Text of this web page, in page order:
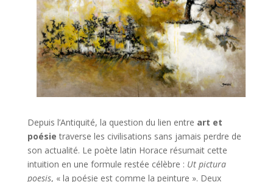
Depuis l’Antiquité, la question du lien entre art et
poésie traverse les civilisations sans jamais perdre de
son actualité. Le poète latin Horace résumait cette
intuition en une formule restée célèbre : Ut pictura
poesis, « la poésie est comme la peinture ». Deux